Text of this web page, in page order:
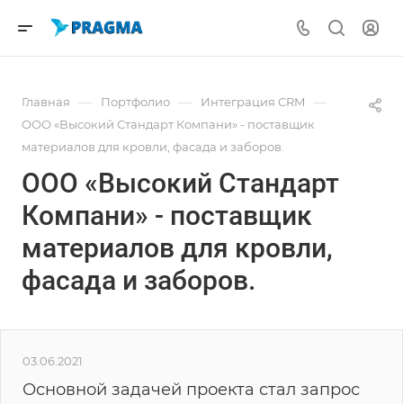
Главная — Портфолио — Интеграция CRM —
ООО «Высокий Стандарт Компани» - поставщик
материалов для кровли, фасада и заборов.
ООО «Высокий Стандарт
Компани» - поставщик
материалов для кровли,
фасада и заборов.
03.06.2021
Основной задачей проекта стал запрос